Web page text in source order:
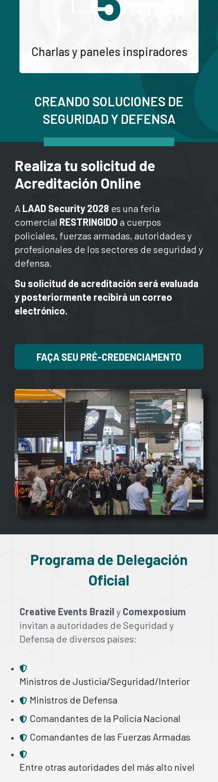
Charlas y paneles inspiradores
CREANDO SOLUCIONES DE
SEGURIDAD Y DEFENSA
Realiza tu solicitud de
Acreditación Online
A LAAD Security 2028 es una feria
comercial RESTRINGIDO a cuerpos
policiales, fuerzas armadas, autoridades y
profesionales de los sectores de seguridad y
defensa.
Su solicitud de acreditación será evaluada
y posteriormente recibirá un correo
electrónico.
FAÇA SEU PRÉ-CREDENCIAMENTO
Programa de Delegación
Oficial
Creative Events Brazil y Comexposium
invitan a autoridades de Seguridad y
Defensa de diversos países:
Ministros de Justicia/Seguridad/Interior
Ministros de Defensa
Comandantes de la Policía Nacional
Comandantes de las Fuerzas Armadas
Entre otras autoridades del más alto nivel